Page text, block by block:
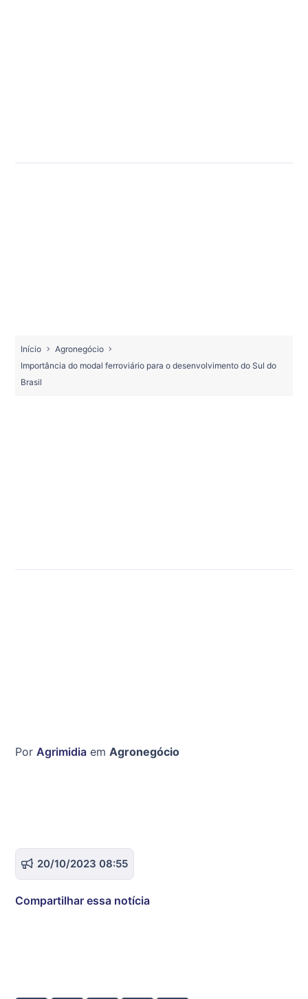
Início
Agronegócio
Importância do modal ferroviário para o desenvolvimento do Sul do
Brasil
Por Agrimidia em Agronegócio
20/10/2023 08:55
Compartilhar essa notícia